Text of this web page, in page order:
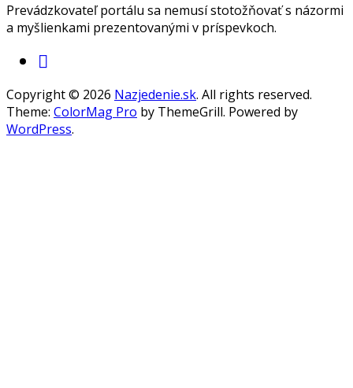
Prevádzkovateľ portálu sa nemusí stotožňovať s názormi
a myšlienkami prezentovanými v príspevkoch.
Copyright © 2026 Nazjedenie.sk. All rights reserved.
Theme: ColorMag Pro by ThemeGrill. Powered by
WordPress.